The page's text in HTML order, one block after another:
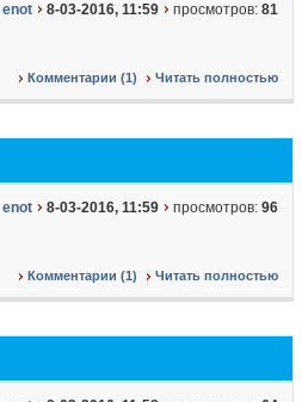
enot 8-03-2016, 11:59 просмотров: 81
Комментарии (1) Читать полностью
enot 8-03-2016, 11:59 просмотров: 96
Комментарии (1) Читать полностью